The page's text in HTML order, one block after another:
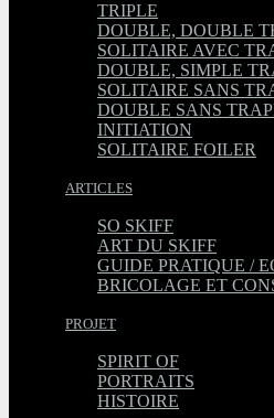
TRIPLE
DOUBLE, DOUBLE
SOLITAIRE AVEC
DOUBLE, SIMPLE
SOLITAIRE SANS
DOUBLE SANS
INITIATION
SOLITAIRE FOILER
ARTICLES
SO SKIFF
ART DU SKIFF
GUIDE PRATIQUE /
BRICOLAGE ET
PROJET
SPIRIT OF
PORTRAITS
HISTOIRE